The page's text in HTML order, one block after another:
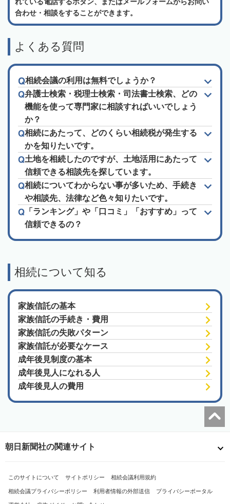
合わせ・相談をすることができます。
よくある質問
相続会議の利用は無料でしょうか？
弁護士検索・税理士検索・司法書士検索、どの
機能を使って専門家に相談すればいいでしょう
か？
相続にあたって、どのくらい相続税が発生する
かを知りたいです。
土地を相続したのですが、土地活用にあたって
信頼できる相談先を探しています。
相続についてわからない事が多いため、手続き
や相談先、法律など色々知りたいです。
「ランキング」や「口コミ」「おすすめ」って
信頼できるの？
相続について知る
家族信託の基本
家族信託の手続き・費用
家族信託の失敗パターン
家族信託が必要なケース
成年後見制度の基本
成年後見人になれる人
成年後見人の費用
朝日新聞社の関連サイト
このサイトについて サイトポリシー 相続会議利用規約
相続会議プライバシーポリシー 利用者情報の外部送信 プライバシーポータル